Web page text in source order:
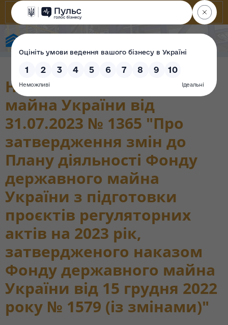
Наказ Фонду державного
майна України від
31.07.2023 № 1365 "Про
затвердження змін до
Плану діяльності Фонду
державного майна
України з підготовки
проєктів регуляторних
актів на 2023 рік,
затвердженого наказом
Фонду державного майна
України від 15 грудня 2022
року № 1579 (із змінами)"